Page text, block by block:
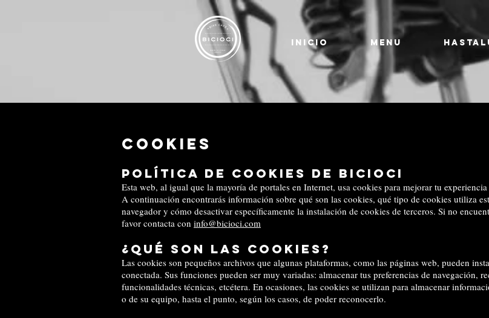
INICIO MENU
Cookies
Política de Cookies de Bicioci
Esta web, al igual que la mayoría de portales en Internet, usa cookies para mejorar tu
A continuación encontrarás información sobre qué son las cookies, qué tipo de cookies utiliza
navegador y cómo desactivar específicamente la instalación de cookies de terceros. Si no
favor contacta con info@bicioci.com
¿Qué son las cookies?
Las cookies son pequeños archivos que algunas plataformas, como las páginas web, pueden
conectada. Sus funciones pueden ser muy variadas: almacenar tus preferencias de navegación,
funcionalidades técnicas, etcétera. En ocasiones, las cookies se utilizan para almacenar
o de su equipo, hasta el punto, según los casos, de poder reconocerlo.